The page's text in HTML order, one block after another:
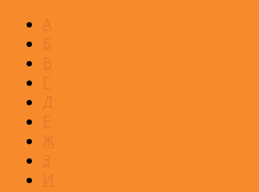
А
Б
В
Г
Д
Е
Ж
З
И